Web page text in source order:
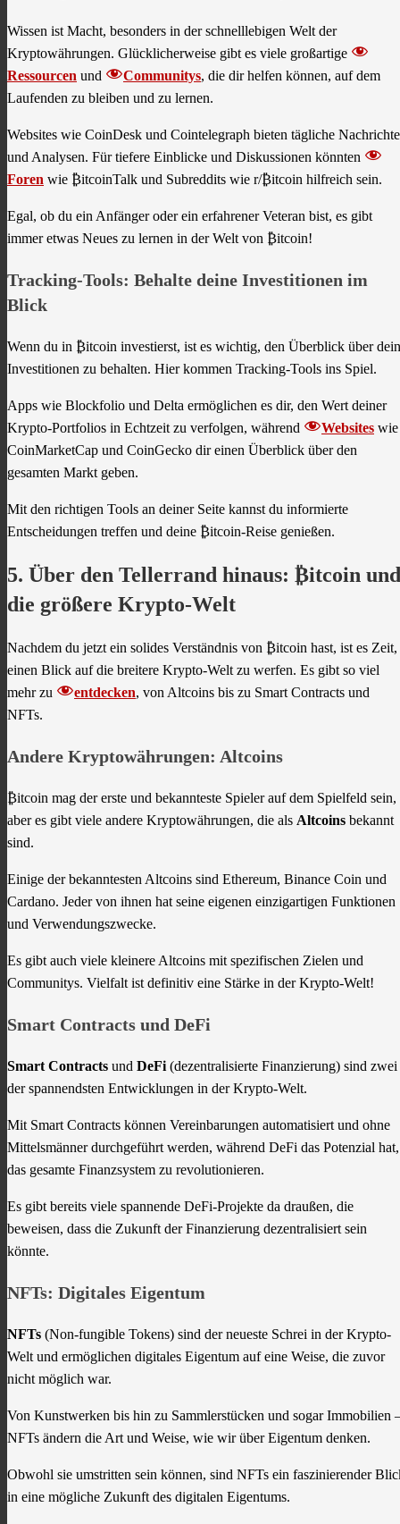
Wissen ist Macht, besonders in der schnelllebigen Welt der
Kryptowährungen. Glücklicherweise gibt es viele großartige
Ressourcen und Communitys, die dir helfen können, auf dem
Laufenden zu bleiben und zu lernen.
Websites wie CoinDesk und Cointelegraph bieten tägliche
und Analysen. Für tiefere Einblicke und Diskussionen könnten
Foren wie ₿itcoinTalk und Subreddits wie r/₿itcoin hilfreich sein.
Egal, ob du ein Anfänger oder ein erfahrener Veteran bist, es gibt
immer etwas Neues zu lernen in der Welt von ₿itcoin!
Tracking-Tools: Behalte deine Investitionen im
Blick
Wenn du in ₿itcoin investierst, ist es wichtig, den Überblick über
Investitionen zu behalten. Hier kommen Tracking-Tools ins Spiel.
Apps wie Blockfolio und Delta ermöglichen es dir, den Wert deiner
Krypto-Portfolios in Echtzeit zu verfolgen, während
Websites wie
CoinMarketCap und CoinGecko dir einen Überblick über den
gesamten Markt geben.
Mit den richtigen Tools an deiner Seite kannst du informierte
Entscheidungen treffen und deine ₿itcoin-Reise genießen.
5. Über den Tellerrand hinaus: ₿itcoin und
die größere Krypto-Welt
Nachdem du jetzt ein solides Verständnis von ₿itcoin hast, ist es Zeit,
einen Blick auf die breitere Krypto-Welt zu werfen. Es gibt so viel
mehr zu
entdecken, von Altcoins bis zu Smart Contracts und
NFTs.
Andere Kryptowährungen: Altcoins
₿itcoin mag der erste und bekannteste Spieler auf dem Spielfeld sein,
aber es gibt viele andere Kryptowährungen, die als Altcoins bekannt
sind.
Einige der bekanntesten Altcoins sind Ethereum, Binance Coin und
Cardano. Jeder von ihnen hat seine eigenen einzigartigen Funktionen
und Verwendungszwecke.
Es gibt auch viele kleinere Altcoins mit spezifischen Zielen und
Communitys. Vielfalt ist definitiv eine Stärke in der Krypto-Welt!
Smart Contracts und DeFi
Smart Contracts und DeFi(dezentralisierte Finanzierung) sind zwei
der spannendsten Entwicklungen in der Krypto-Welt.
Mit Smart Contracts können Vereinbarungen automatisiert und ohne
Mittelsmänner durchgeführt werden, während DeFi das Potenzial hat,
das gesamte Finanzsystem zu revolutionieren.
Es gibt bereits viele spannende DeFi-Projekte da draußen, die
beweisen, dass die Zukunft der Finanzierung dezentralisiert sein
könnte.
NFTs: Digitales Eigentum
NFTs (Non-fungible Tokens) sind der neueste Schrei in der Krypto-
Welt und ermöglichen digitales Eigentum auf eine Weise, die zuvor
nicht möglich war.
Von Kunstwerken bis hin zu Sammlerstücken und sogar Immobilien
NFTs ändern die Art und Weise, wie wir über Eigentum denken.
Obwohl sie umstritten sein können, sind NFTs ein faszinierender
in eine mögliche Zukunft des digitalen Eigentums.